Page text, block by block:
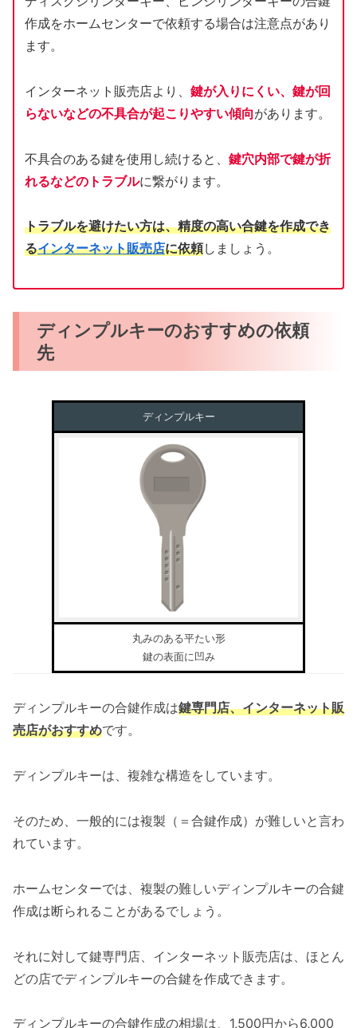
作成をホームセンターで依頼する場合は注意点があり
ます。
インターネット販売店より、 鍵が入りにくい、鍵が回
らないなどの不具合が起こりやすい傾向があります。
不具合のある鍵を使用し続けると、 鍵穴内部で鍵が折
れるなどのトラブルに繋がります。
トラブルを避けたい方は、精度の高い合鍵を作成でき
るインターネット販売店に依頼しましょう。
ディンプルキーのおすすめの依頼
先
ディンプルキー
丸みのある平たい形
鍵の表面に凹み
ディンプルキーの合鍵作成は鍵専門店、インターネット販
売店がおすすめです。
ディンプルキーは、複雑な構造をしています。
そのため、一般的には複製（＝合鍵作成）が難しいと言わ
れています。
ホームセンターでは、複製の難しいディンプルキーの合鍵
作成は断られることがあるでしょう。
それに対して鍵専門店、インターネット販売店は、ほとん
どの店でディンプルキーの合鍵を作成できます。
ディンプルキーの合鍵作成の相場は、1,500円から6,000